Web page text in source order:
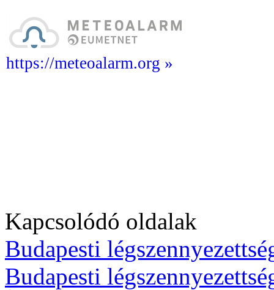
https://meteoalarm.org »
Kapcsolódó oldalak
Budapesti
Budapesti